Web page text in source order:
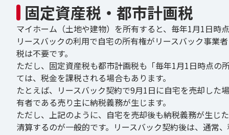
固定資産税・都市計画税
マイホーム（土地や建物）を所有すると、毎年1月1日時
リースバックの利用で自宅の所有権がリースバック事業
税は不要です。
ただし、固定資産税も都市計画税も「毎年1月1日時点
ては、税金を課税される場合もあります。
たとえば、リースバック契約で9月1日に自宅を売却し
有者である売り主に納税義務が生じます。
ただし、上記のように、自宅を売却後も納税義務が生じ
清算するのが一般的です。リースバック契約後は、通常